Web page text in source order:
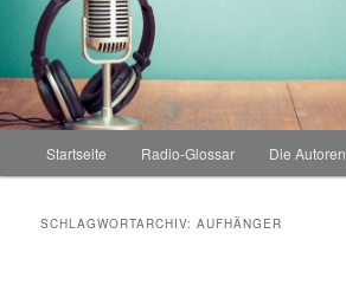
Startseite Radio-Glossar Die Autoren
SCHLAGWORTARCHIV:AUFHÄNGER